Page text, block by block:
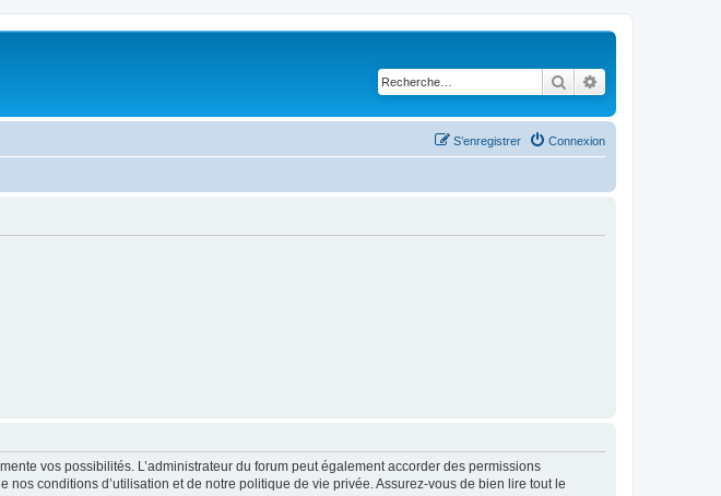
Rechercher
Connexion
S’enregistrer
vos possibilités. L’administrateur du forum peut également accorder des permissions
conditions d’utilisation et de notre politique de vie privée. Assurez-vous de bien lire tout le